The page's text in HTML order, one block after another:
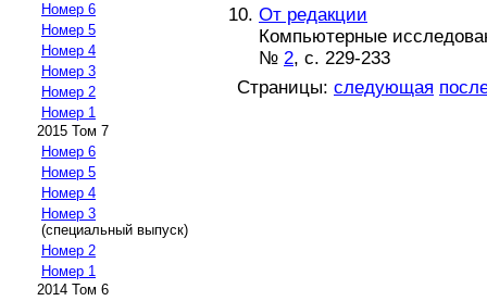
Номер 6
Номер 5
Номер 4
Номер 3
Номер 2
Номер 1
2015 Том 7
Номер 6
Номер 5
Номер 4
Номер 3
(специальный выпуск)
Номер 2
Номер 1
2014 Том 6
От редакции
Компьютерные
№ 2, с. 229-233
Страницы: следующая